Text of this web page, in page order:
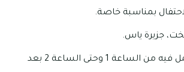
بمناسبة خاصة.
جزيرة ياس.
تبدأ أوقات العمل فيه من الساعة 1 وحتى الساعة 2 بعد